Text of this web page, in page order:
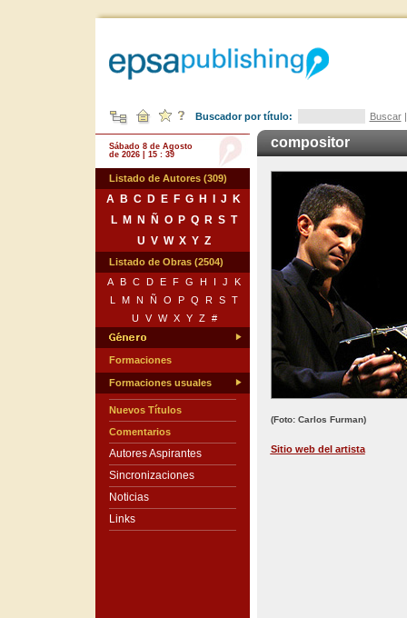
Buscador por título: Buscar
Sábado 8 de Agosto
de 2026 | 15 : 39
Listado de Autores (309)
A B C D E F G H J
K
L
M N Ñ O P Q R S T
U V W X Y Z
Listado de Obras (2504)
A
B C D E F G H I J
K
L
M N Ñ O P Q R S T
U
V W X Y Z #
Formaciones
Formaciones usuales
Nuevos Títulos
Comentarios
Autores Aspirantes
Sincronizaciones
Noticias
Links
compositor
(Foto: Carlos Furman)
Sitio web del artista